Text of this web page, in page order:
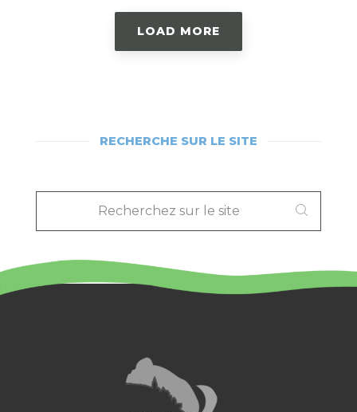
LOAD MORE
RECHERCHE SUR LE SITE
LE
SITE